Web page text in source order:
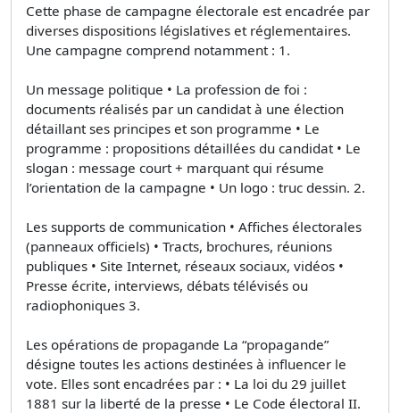
Cette phase de campagne électorale est encadrée par
diverses dispositions législatives et réglementaires.
Une campagne comprend notamment : 1.
Un message politique • La profession de foi :
documents réalisés par un candidat à une élection
détaillant ses principes et son programme • Le
programme : propositions détaillées du candidat • Le
slogan : message court + marquant qui résume
l’orientation de la campagne • Un logo : truc dessin. 2.
Les supports de communication • Affiches électorales
(panneaux officiels) • Tracts, brochures, réunions
publiques • Site Internet, réseaux sociaux, vidéos •
Presse écrite, interviews, débats télévisés ou
radiophoniques 3.
Les opérations de propagande La “propagande”
désigne toutes les actions destinées à influencer le
vote. Elles sont encadrées par : • La loi du 29 juillet
1881 sur la liberté de la presse • Le Code électoral II.